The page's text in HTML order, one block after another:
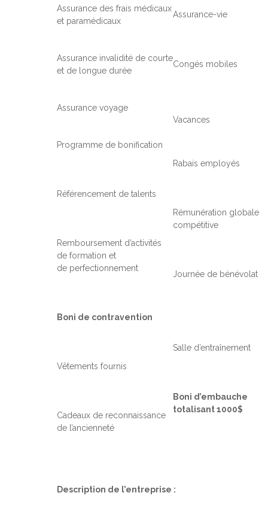
Assurance des frais médicaux
et paramédicaux
Assurance-vie
Assurance invalidité de courte
et de longue durée
Congés mobiles
Assurance voyage
Vacances
Programme de bonification
Référencement de talents
Remboursement d’activités
de formation et
de perfectionnement
Boni de contravention
Vêtements fournis
Cadeaux de reconnaissance
de l’ancienneté
Rabais employés
Rémunération globale
compétitive
Journée de bénévolat
Salle d’entraînement
Boni d’embauche
totalisant 1000$
Description de l’entreprise :